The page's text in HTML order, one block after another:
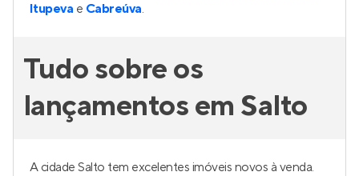
Itupeva e Cabreúva.
Tudo sobre os
lançamentos em Salto
A cidade Salto tem excelentes imóveis novos à venda.